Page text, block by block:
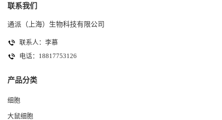
联系我们
通派（上海）生物科技有限公司
联系人：李慕
电话：18817753126
产品分类
细胞
大鼠细胞